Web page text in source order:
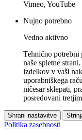
Vimeo, YouTube
Nujno potrebno
Vedno aktivno
Tehnično
naše spletne
izdelkov v vaši
uporabniškega
ničesar sklepati,
posredovani
Shrani nastavitve
Politika zasebnosti